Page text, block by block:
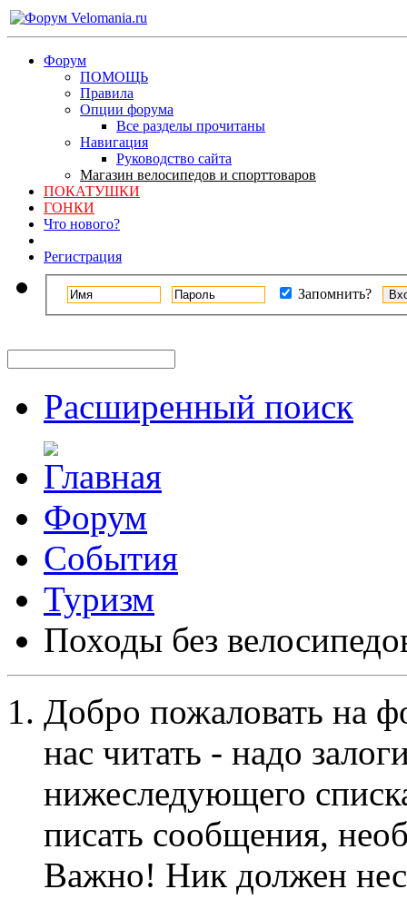
Форум
ПОМОЩЬ
Правила
Опции форума
Все разделы прочитаны
Навигация
Руководство сайта
Магазин велосипедов и спорттоваров
ПОКАТУШКИ
ГОНКИ
Что нового?
Регистрация
Запомнить?
Расширенный поиск
Форум
События
Туризм
Походы без
Добро пожаловать на
нас читать - надо
нижеследующего
писать сообщения,
Важно! Ник должен